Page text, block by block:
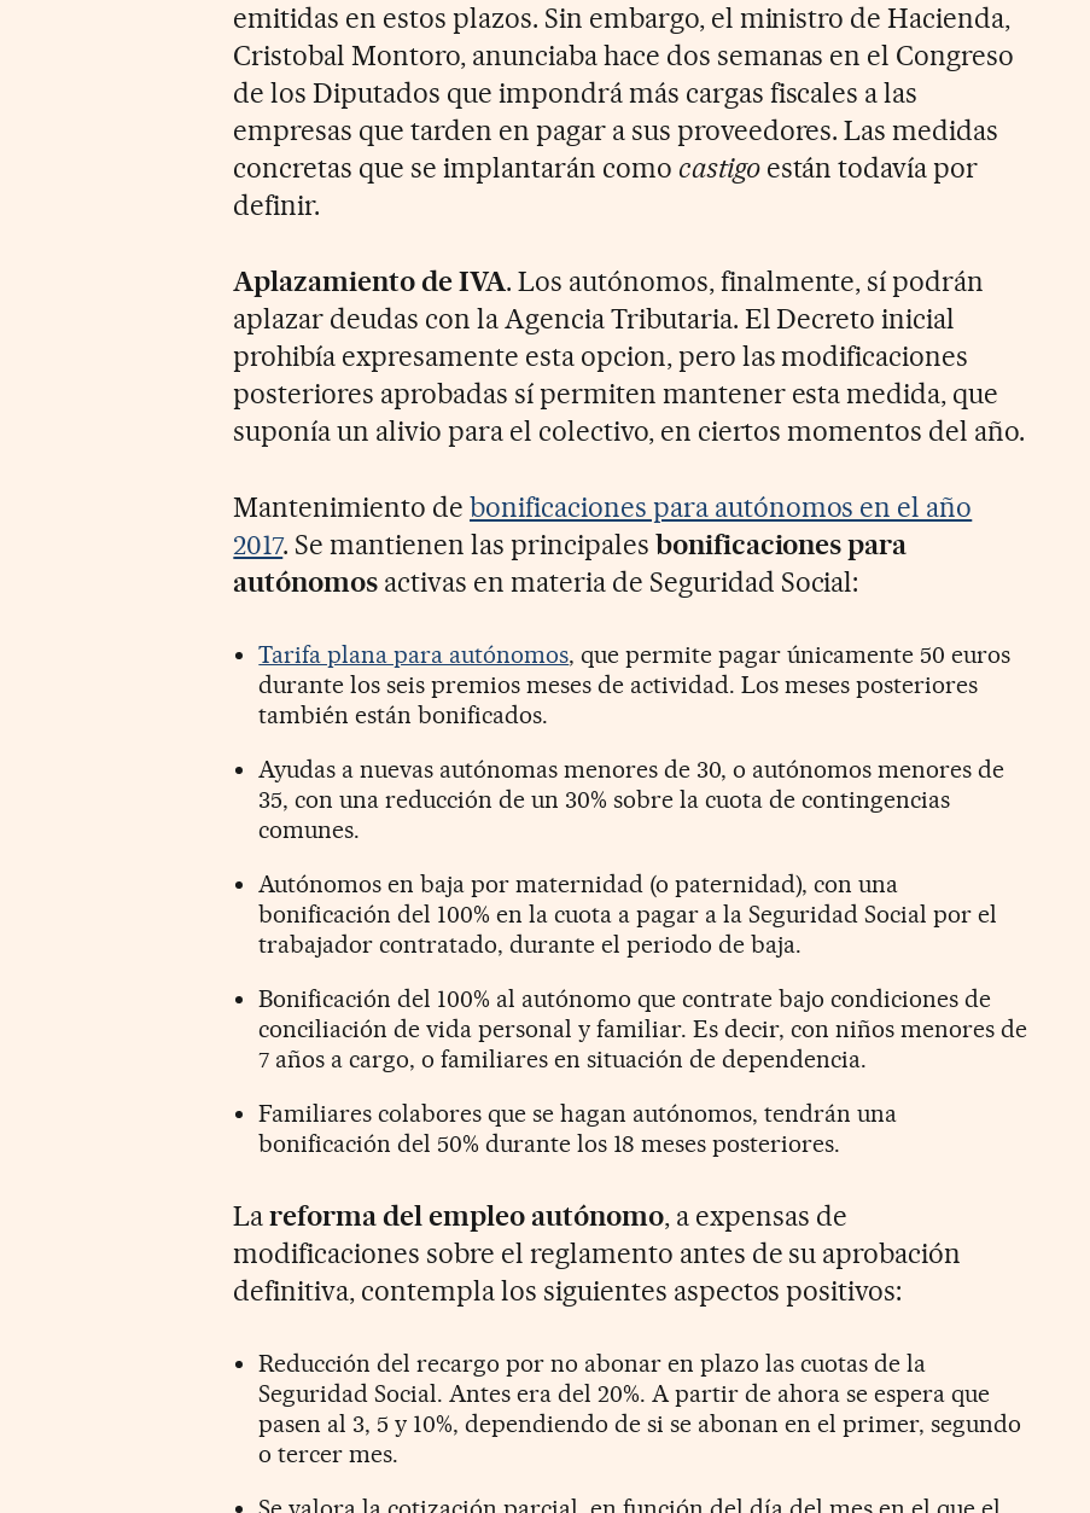
emitidas en estos plazos. Sin embargo, el ministro de Hacienda,
Cristobal Montoro, anunciaba hace dos semanas en el Congreso
de los Diputados que impondrá más cargas fiscales a las
empresas que tarden en pagar a sus proveedores. Las medidas
concretas que se implantarán como castigoestán todavía por
definir.
Aplazamiento de IVA. Los autónomos, finalmente, sí podrán
aplazar deudas con la Agencia Tributaria. El Decreto inicial
prohibía expresamente esta opcion, pero las modificaciones
posteriores aprobadas sí permiten mantener esta medida, que
suponía un alivio para el colectivo, en ciertos momentos del año.
Mantenimiento debonificaciones para autónomos en el año
2017. Se mantienen las principales bonificaciones para
autónomos activas en materia de Seguridad Social:
Tarifa plana para autónomos, que permite pagar únicamente 50 euros
durante los seis premios meses de actividad. Los meses posteriores
también están bonificados.
Ayudas a nuevas autónomas menores de 30, o autónomos menores de
35, con una reducción de un 30% sobre la cuota de contingencias
comunes.
Autónomos en baja por maternidad (o paternidad), con una
bonificación del 100% en la cuota a pagar a la Seguridad Social por el
trabajador contratado, durante el periodo de baja.
Bonificación del 100% al autónomo que contrate bajo condiciones de
conciliación de vida personal y familiar. Es decir, con niños menores de
7 años a cargo, o familiares en situación de dependencia.
Familiares colabores que se hagan autónomos, tendrán una
bonificación del 50% durante los 18 meses posteriores.
Lareforma del empleo autónomo, a expensas de
modificaciones sobre el reglamento antes de su aprobación
definitiva, contempla los siguientes aspectos positivos:
Reducción del recargo por no abonar en plazo las cuotas de la
Seguridad Social. Antes era del 20%. A partir de ahora se espera que
pasen al 3, 5 y 10%, dependiendo de si se abonan en el primer, segundo
o tercer mes.